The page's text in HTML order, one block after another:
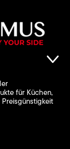
für Küchen,